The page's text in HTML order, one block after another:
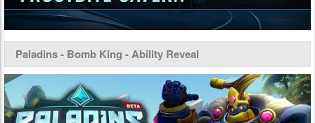
Paladins - Bomb King - Ability Reveal